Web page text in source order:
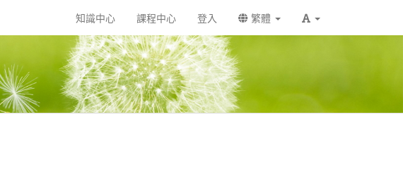
知識中心 課程中心 登入 繁體